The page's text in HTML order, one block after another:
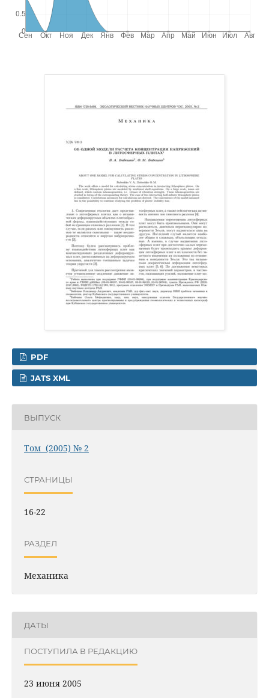
PDF
JATS XML
ВЫПУСК
Том (2005) № 2
СТРАНИЦЫ
16-22
РАЗДЕЛ
Механика
ДАТЫ
ПОСТУПИЛА В РЕДАКЦИЮ
23 июня 2005